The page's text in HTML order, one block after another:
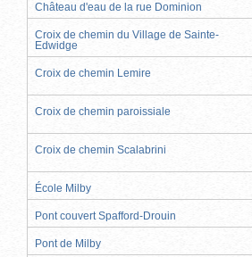
Château d'eau de la rue Dominion
Croix de chemin du Village de Sainte-
Edwidge
Croix de chemin Lemire
Croix de chemin paroissiale
Croix de chemin Scalabrini
École Milby
Pont couvert Spafford-Drouin
Pont de Milby